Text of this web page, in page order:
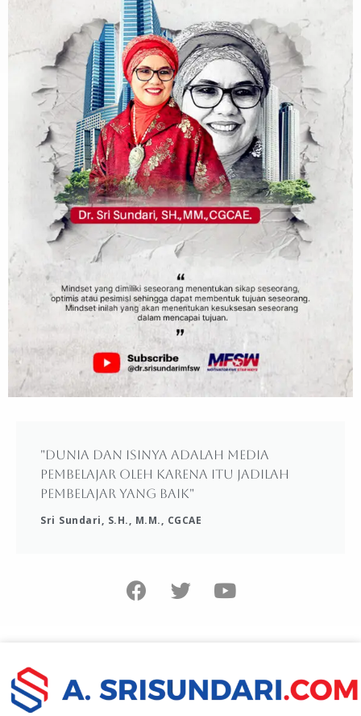
"Dunia dan isinya adalah media
pembelajar oleh karena itu jadilah
pembelajar yang baik"
Sri Sundari, S.H., M.M., CGCAE